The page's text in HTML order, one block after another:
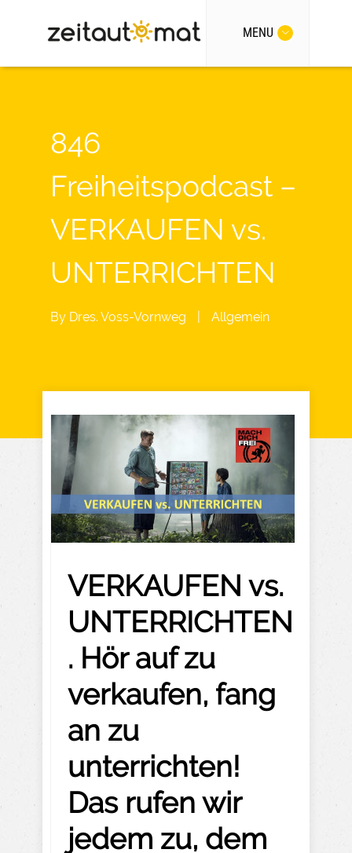
MENU
846
Freiheitspodcast –
VERKAUFEN vs.
UNTERRICHTEN
By Dres. Voss-Vornweg Allgemein
VERKAUFEN vs.
UNTERRICHTEN
. Hör auf zu
verkaufen, fang
an zu
unterrichten!
Das rufen wir
jedem zu, dem